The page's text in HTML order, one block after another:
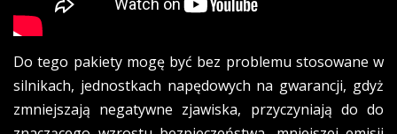
Do tego pakiety mogę być bez problemu stosowane w
silnikach, jednostkach napędowych na gwarancji, gdyż
zmniejszają negatywne zjawiska, przyczyniają do do